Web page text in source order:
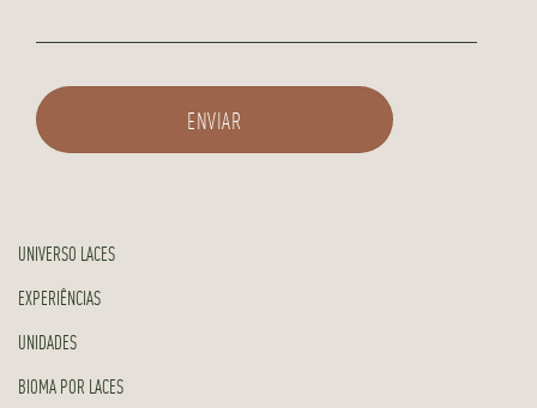
UNIVERSO LACES
EXPERIÊNCIAS
UNIDADES
BIOMA POR LACES